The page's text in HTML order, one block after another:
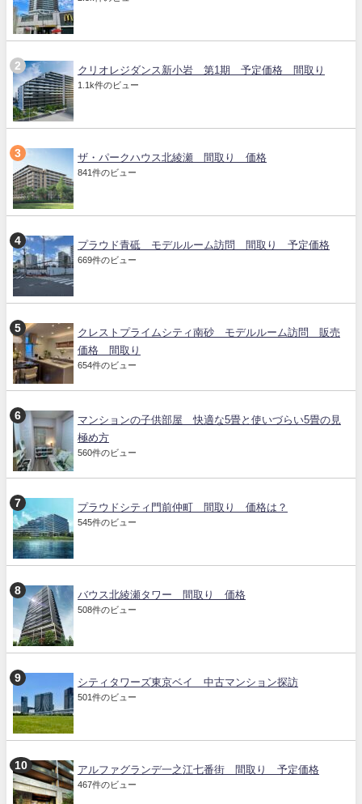
クリオレジダンス新小岩 第1期 予定価格 間取り
1.1k件のビュー
ザ・パークハウス北綾瀬 間取り 価格
841件のビュー
プラウド青砥 モデルルーム訪問 間取り 予定価格
669件のビュー
クレストプライムシティ南砂 モデルルーム訪問 販売
価格 間取り
654件のビュー
マンションの子供部屋 快適な5畳と使いづらい5畳の見
極め方
560件のビュー
プラウドシティ門前仲町 間取り 価格は？
545件のビュー
バウス北綾瀬タワー 間取り 価格
508件のビュー
シティタワーズ東京ベイ 中古マンション探訪
501件のビュー
アルファグランデ一之江七番街 間取り 予定価格
467件のビュー